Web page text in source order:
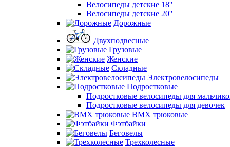
Велосипеды детские 18''
Велосипеды детские 20''
Дорожные
Двухподвесные
Грузовые
Женские
Складные
Электровелосипеды
Подростковые
Подростковые велосипеды для
Подростковые велосипеды для девочек
BMX трюковые
Фэтбайки
Беговелы
Трехколесные